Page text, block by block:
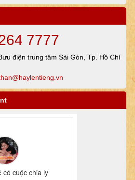
7777
điện trung tâm Sài Gòn, Tp. Hồ Chí